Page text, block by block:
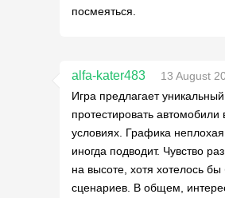
посмеяться.
alfa-kater483
13 August
Игра предлагает
протестировать автомобили
условиях. Графика
иногда подводит. Чувство
на высоте, хотя хотелось
сценариев. В общем,